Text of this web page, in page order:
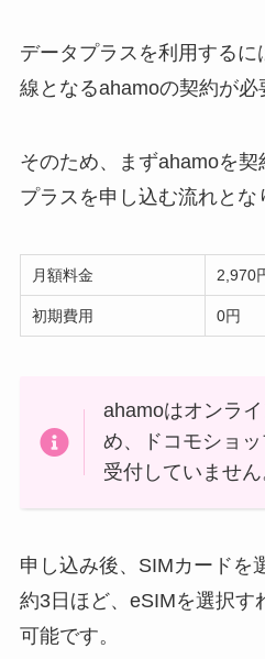
データプラスを利用するに
線となるahamoの契約が必
そのため、まずahamoを
プラスを申し込む流れとな
月額料金 2,970
初期費用 0円
ahamoはオンラ
め、ドコモショ
受付していません
申し込み後、SIMカードを
約3日ほど、eSIMを選択す
可能です。